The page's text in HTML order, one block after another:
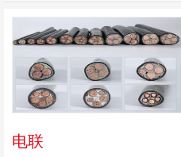
电联